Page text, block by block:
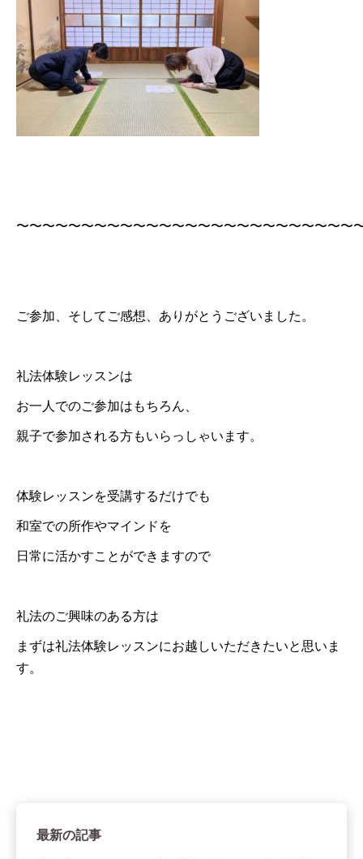
〜〜〜〜〜〜〜〜〜〜〜〜〜〜〜〜〜〜〜〜〜〜〜〜〜〜
ご参加、そしてご感想、ありがとうございました。
礼法体験レッスンは
お一人でのご参加はもちろん、
親子で参加される方もいらっしゃいます。
体験レッスンを受講するだけでも
和室での所作やマインドを
日常に活かすことができますので
礼法のご興味のある方は
まずは礼法体験レッスンにお越しいただきたいと思いま
す。
最新の記事